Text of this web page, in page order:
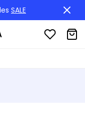
SALE